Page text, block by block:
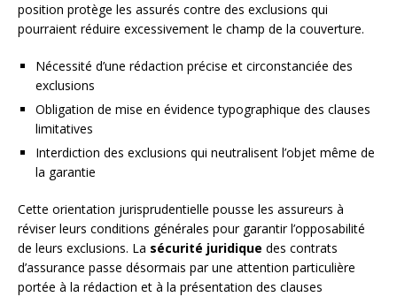
position protège les assurés contre des exclusions qui
pourraient réduire excessivement le champ de la couverture.
Nécessité d’une rédaction précise et circonstanciée des
exclusions
Obligation de mise en évidence typographique des clauses
limitatives
Interdiction des exclusions qui neutralisent l’objet même de
la garantie
Cette orientation jurisprudentielle pousse les assureurs à
réviser leurs conditions générales pour garantir l’opposabilité
de leurs exclusions. La sécurité juridique des contrats
d’assurance passe désormais par une attention particulière
portée à la rédaction et à la présentation des clauses